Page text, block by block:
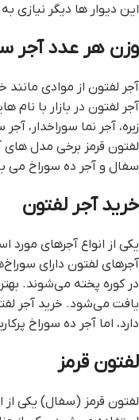
این دیوار ها دیگر نیازی
وزن هر عدد آجر
آجر لفتون از موادی
آجر لفتون در بازار با نام
زبره، آجر نما سوراخدار،
لفتون قرمز برخی مدل
سفال و آجر ده سوراخ می
خرید آجر لفتون
یکی از انواع آجرهای
آجرهای لفتون دارای
در کوره پخته می‌شوند.
یافت می‌شود. خرید آجر
دارد، اما آجر ده سوراخ
لفتون قرمز
لفتون قرمز (سفال) یکی